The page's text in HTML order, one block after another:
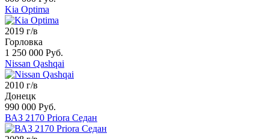
Kia Optima
2019 г/в
Горловка
1 250 000 Руб.
Nissan Qashqai
2010 г/в
Донецк
990 000 Руб.
ВАЗ 2170 Priora Седан